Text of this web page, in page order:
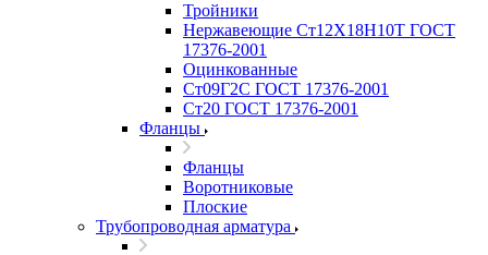
Тройники
Нержавеющие Ст12Х18Н10Т ГОСТ
17376-2001
Оцинкованные
Ст09Г2С ГОСТ 17376-2001
Ст20 ГОСТ 17376-2001
Фланцы
Фланцы
Воротниковые
Плоские
Трубопроводная арматура